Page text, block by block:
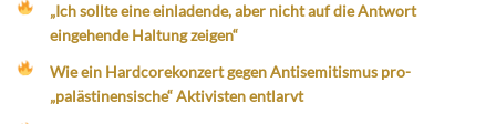
„Ich sollte eine einladende, aber nicht auf die Antwort
eingehende Haltung zeigen“
Wie ein Hardcorekonzert gegen Antisemitismus pro-
„palästinensische“ Aktivisten entlarvt